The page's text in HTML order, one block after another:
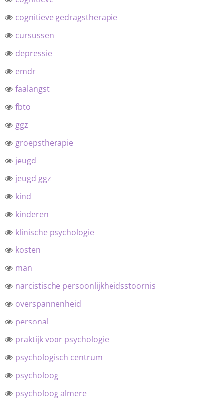
cognitieve gedragstherapie
cursussen
depressie
emdr
faalangst
fbto
ggz
groepstherapie
jeugd
jeugd ggz
kind
kinderen
klinische psychologie
kosten
man
narcistische persoonlijkheidsstoornis
overspannenheid
personal
praktijk voor psychologie
psychologisch centrum
psycholoog
psycholoog almere